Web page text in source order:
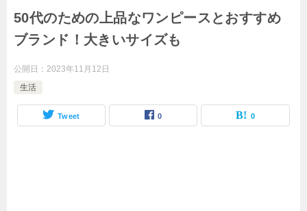
50代のための上品なワンピースとおすすめ
ブランド！大きいサイズも
公開日： 2023年11月12日
生活
Tweet 0 0